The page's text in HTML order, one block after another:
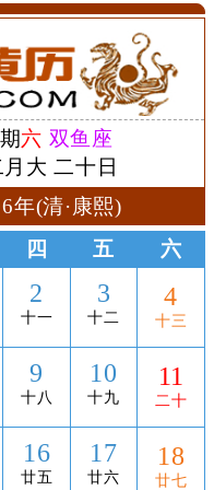
六 双鱼座
大 二十日
年(清·康熙)
四 五 六
2
十一
3
十二
4
十三
9
十八
10
十九
11
二十
16
廿五
17
廿六
18
廿七